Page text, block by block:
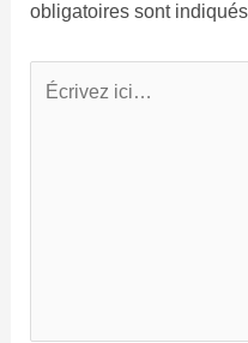
obligatoires sont